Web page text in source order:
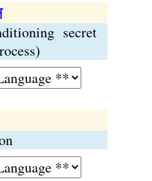
secret